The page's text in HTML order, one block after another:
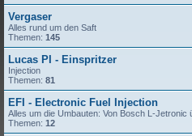
Vergaser
Alles rund um den Saft
Themen: 145
Lucas PI - Einspritzer
Injection
Themen: 81
EFI - Electronic Fuel Injection
Alles um die Umbauten: Von Bosch L-Jetronic
Themen: 12